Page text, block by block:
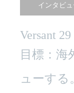
インタビュ
Versant
目標：海
ューする